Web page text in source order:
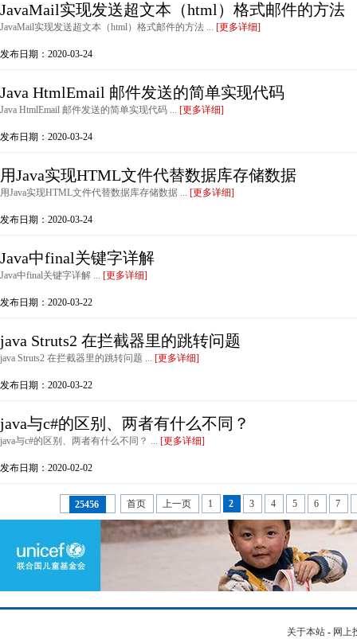
JavaMail实现发送超文本（html）格式邮件的方法
JavaMail实现发送超文本（html）格式邮件的方法 ... [更多详细]
发布日期：2020-03-24
Java HtmlEmail 邮件发送的简单实现代码
Java HtmlEmail 邮件发送的简单实现代码 ... [更多详细]
发布日期：2020-03-24
用Java实现HTML文件代替数据库存储数据
用Java实现HTML文件代替数据库存储数据 ... [更多详细]
发布日期：2020-03-24
Java中final关键字详解
Java中final关键字详解 ... [更多详细]
发布日期：2020-03-22
java Struts2 在拦截器里的跳转问题
java Struts2 在拦截器里的跳转问题 ... [更多详细]
发布日期：2020-03-22
java与c#的区别、两者有什么不同？
java与c#的区别、两者有什么不同？ ... [更多详细]
发布日期：2020-02-02
25456 首页 上一页 1 2 3 4 5 6 7
关于本站 - 网上